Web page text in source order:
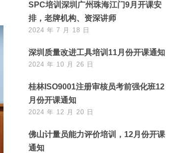
SPC培训深圳广州珠海江门9月开课安
排，老牌机构、资深讲师
2024 年 7 月 18 日
深圳质量改进工具培训11月份开课通知
2024 年 10 月 26 日
桂林ISO9001注册审核员考前强化班12
月份开课通知
2024 年 12 月 20 日
佛山计量员能力评价培训，12月份开课
通知